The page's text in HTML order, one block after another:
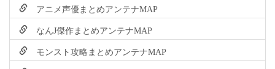
アニメ声優まとめアンテナMAP
なんJ傑作まとめアンテナMAP
モンスト攻略まとめアンテナMAP